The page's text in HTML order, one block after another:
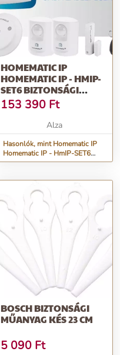
HOMEMATIC IP
HOMEMATIC IP - HMIP-
SET6 BIZTONSÁGI
KÉSZLET
153 390 Ft
Alza
Hasonlók, mint Homematic IP
Homematic IP - HmIP-SET6
Biztonsági készlet
BOSCH BIZTONSÁGI
MŰANYAG KÉS 23 CM
5 090 Ft